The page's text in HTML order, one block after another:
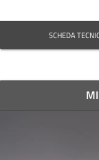
SCHEDA